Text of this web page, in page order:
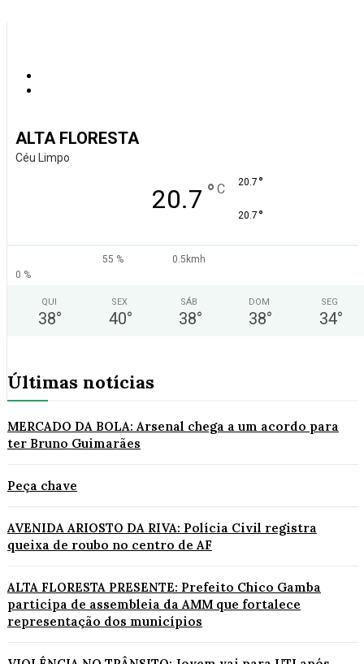
ALTA FLORESTA
Céu Limpo
20.7 ° C 20.7 °
20.7 °
55 %
0.5kmh
0 %
QUI
38°
SEX
40°
SÁB
38°
DOM
38°
SEG
34°
Últimas notícias
MERCADO DA BOLA: Arsenal chega a um acordo para
ter Bruno Guimarães
Peça chave
AVENIDA ARIOSTO DA RIVA: Polícia Civil registra
queixa de roubo no centro de AF
ALTA FLORESTA PRESENTE: Prefeito Chico Gamba
participa de assembleia da AMM que fortalece
representação dos municípios